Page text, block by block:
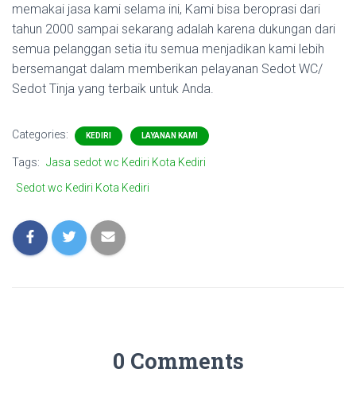
memakai jasa kami selama ini, Kami bisa beroprasi dari
tahun 2000 sampai sekarang adalah karena dukungan dari
semua pelanggan setia itu semua menjadikan kami lebih
bersemangat dalam memberikan pelayanan Sedot WC/
Sedot Tinja yang terbaik untuk Anda.
Categories: KEDIRI LAYANAN KAMI
Tags: Jasa sedot wc Kediri Kota Kediri
Sedot wc Kediri Kota Kediri
0 Comments